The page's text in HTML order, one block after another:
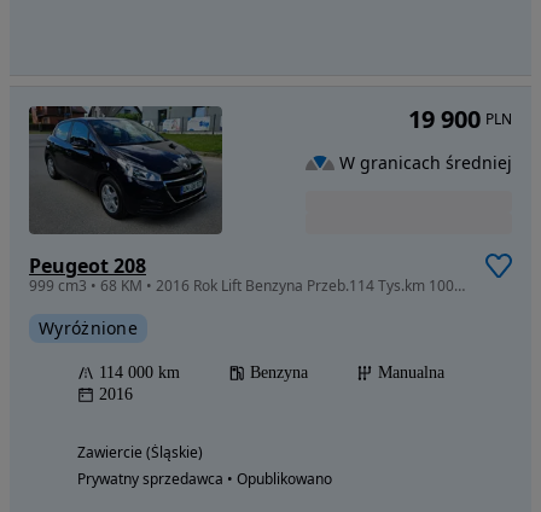
Peugeot 208
999 cm3 • 68 KM • 2016 Rok Lift Benzyna Przeb.114 Tys.km 100% Bezwypadek Igiełka
Wyróżnione
114 000 km Benzyna
Manualna
2016
Zawiercie (Śląskie)
Prywatny sprzedawca • Opublikowano
19 900 PLN
W granicach średniej